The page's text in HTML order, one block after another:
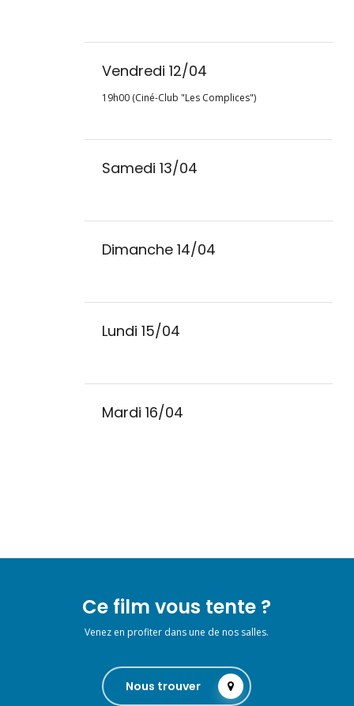
Vendredi 12/04
19h00 (Ciné-Club "Les Complices")
Samedi 13/04
Dimanche 14/04
Lundi 15/04
Mardi 16/04
Ce film vous tente ?
Venez en profiter dans une de nos salles.
Nous trouver